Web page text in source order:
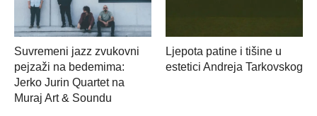
Suvremeni jazz zvukovni
pejzaži na bedemima:
Jerko Jurin Quartet na
Muraj Art & Soundu
Ljepota patine i tišine u
estetici Andreja Tarkovskog